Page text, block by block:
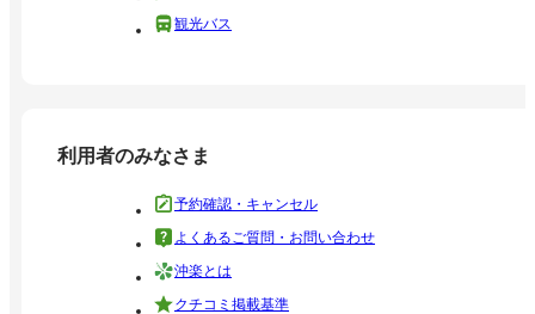
観光バス
利用者のみなさま
予約確認・キャンセル
よくあるご質問・お問い合わせ
沖楽とは
クチコミ掲載基準